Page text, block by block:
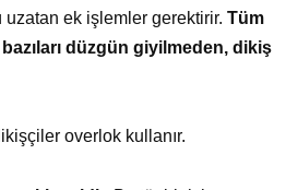
ek işlemler gerektirir. Tüm
düzgün giyilmeden, dikiş
overlok kullanır.